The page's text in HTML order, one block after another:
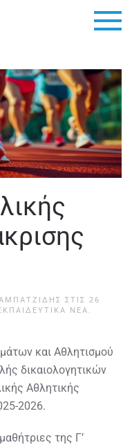
ΣΤΙΣ 26
ΝΈΑ .
και Αθλητισμού
δικαιολογητικών
Αθλητικής
2026.
της Γ’